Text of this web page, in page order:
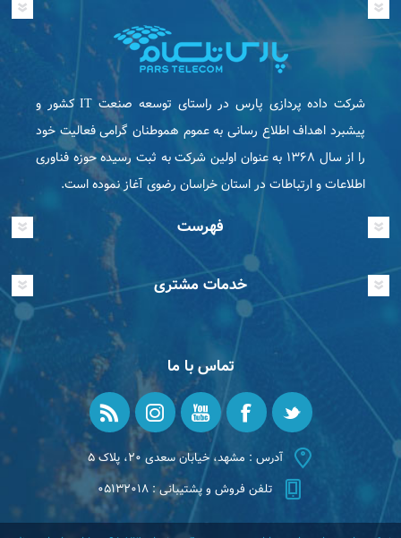
شرکت داده پردازی پارس در راستای توسعه صنعت IT كشور و
پیشبرد اهداف اطلاع رسانی به عموم هموطنان گرامی فعاليت خود
را از سال ۱۳۶۸ به عنوان اولین شرکت به ثبت رسیده حوزه فناوری
اطلاعات و ارتباطات در استان خراسان رضوی آغاز نموده است.
فهرست
خدمات مشتری
تماس با ما
آدرس : مشهد، خیابان سعدی ۲۰، پلاک ۵
تلفن فروش و پشتیبانی : ۰۵۱۳۲۰۱۸